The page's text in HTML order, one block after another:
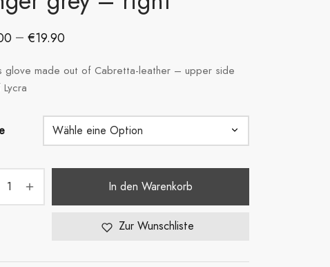
– €19.90
glove made out of Cabretta-leather – upper side
In den Warenkorb
Zur Wunschliste